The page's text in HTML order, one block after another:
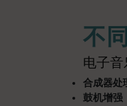
不
电子音
合成器处
鼓机增强